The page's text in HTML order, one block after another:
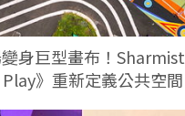
身巨型畫布！
》重新定義公共空間